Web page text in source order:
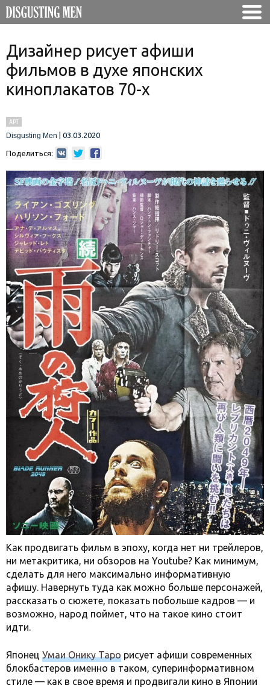
Дизайнер рисует афиши
фильмов в духе японских
киноплакатов 70-х
АРТ
Disgusting Men
03.03.2020
Поделиться:
Как продвигать фильм в эпоху, когда нет ни трейлеров,
ни метакритика, ни обзоров на Youtube? Как минимум,
сделать для него максимально информативную
афишу. Навернуть туда как можно больше персонажей,
рассказать о сюжете, показать побольше кадров — и
возможно, народ поймет, что на такое кино стоит
идти.
Японец Умаи Онику Таро рисует афиши современных
блокбастеров именно в таком, суперинформативном
стиле — как в свое время и продвигали кино в Японии